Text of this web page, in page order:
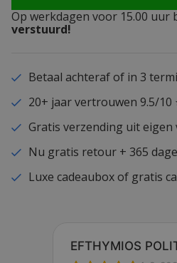
Op werkdagen voor 15.00 uur
verstuurd!
Betaal achteraf of in 3
20+ jaar vertrouwen 9.5/10
Gratis verzending uit eigen
Nu gratis retour + 365
Luxe cadeaubox of gratis